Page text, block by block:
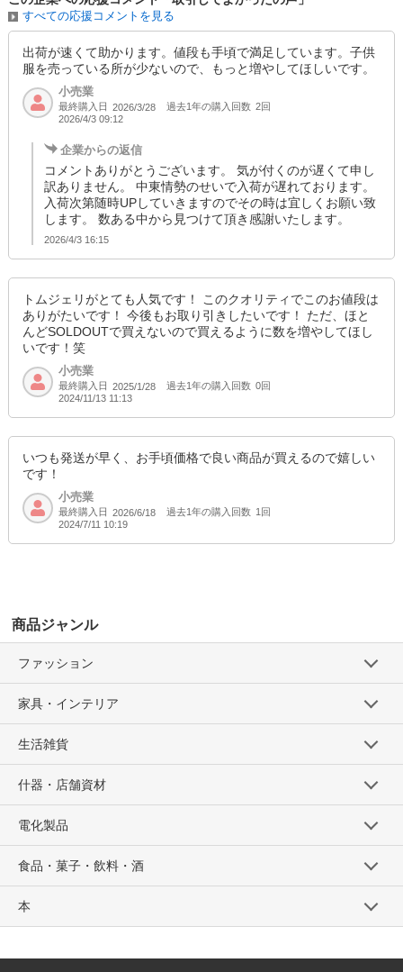
参考上代 オープンプライス
卸価格は会員のみ公開
SD品番：12181784S22 / メーカー品番：934-30
12-4刺し子ネイビー150cm
卸価格は 会員のみ公開
SD品番：12181784S23 / メーカー品番：934-30
12-4刺し子ネイビー160cm
卸価格は会員のみ公開
SD品番：12181784S24 / メーカー品番：934-30
12-5刺し子チャコール110cm
参考上代
卸価格は会員のみ公開
SD品番：12181784S25 / メーカー品番：934-30
12-5刺し子チャコール120cm
参考上代
12-5刺し子チャコール130cm
参考上代 オープンプライス
SOLD OUT
12-5刺し子チャコール140cm
参考上代 オープンプライス
SD品番：12181784S28 / メーカー品番：934-30
12-5刺し子チャコール150cm
すべての応援コメントを見る
出荷が速くて助かります。値段も手頃で満足しています。子供
服を売っている所が少ないので、もっと増やしてほしいです。
小売業
最終購入日 2026/3/28 過去1年の購入回数 2回
2026/4/3 09:12
企業からの返信
コメントありがとうございます。 気が付くのが遅くて申し
訳ありません。 中東情勢のせいで入荷が遅れております。
入荷次第随時UPしていきますのでその時は宜しくお願い致
します。 数ある中から見つけて頂き感謝いたします。
2026/4/3 16:15
トムジェリがとても人気です！ このクオリティでこのお値段は
ありがたいです！ 今後もお取り引きしたいです！ ただ、ほと
んどSOLDOUTで買えないので買えるように数を増やしてほし
いです！笑
小売業
最終購入日 2025/1/28 過去1年の購入回数 0回
2024/11/13 11:13
いつも発送が早く、お手頃価格で良い商品が買えるので嬉しい
です！
小売業
最終購入日 2026/6/18 過去1年の購入回数 1回
2024/7/11 10:19
商品ジャンル
ファッション
家具・インテリア
生活雑貨
什器・店舗資材
電化製品
食品・菓子・飲料・酒
本